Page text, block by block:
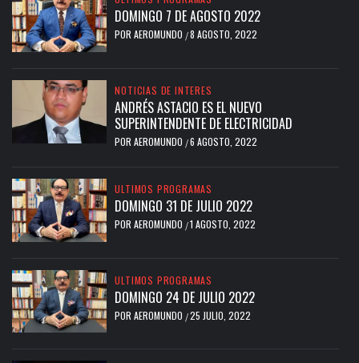
DOMINGO 7 DE AGOSTO 2022
POR AEROMUNDO /8 AGOSTO, 2022
NOTICIAS DE INTERES
ANDRÉS ASTACIO ES EL NUEVO
SUPERINTENDENTE DE ELECTRICIDAD
POR AEROMUNDO /6 AGOSTO, 2022
ULTIMOS PROGRAMAS
DOMINGO 31 DE JULIO 2022
POR AEROMUNDO /1 AGOSTO, 2022
ULTIMOS PROGRAMAS
DOMINGO 24 DE JULIO 2022
POR AEROMUNDO /25 JULIO, 2022